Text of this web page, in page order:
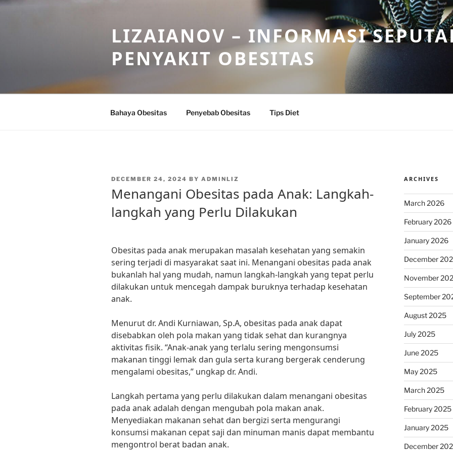
Skip
LIZAIANOV – INFORMASI
PENYAKIT OBESITAS
Bahaya Obesitas Penyebab Obesitas Tips Diet
POSTED
DECEMBER 24, 2024 BY ADMINLIZ
Menangani Obesitas pada Anak: Langkah-
langkah yang Perlu Dilakukan
Obesitas pada anak merupakan masalah kesehatan yang semakin
sering terjadi di masyarakat saat ini. Menangani obesitas pada anak
bukanlah hal yang mudah, namun langkah-langkah yang tepat perlu
dilakukan untuk mencegah dampak buruknya terhadap kesehatan
anak.
Menurut dr. Andi Kurniawan, Sp.A, obesitas pada anak dapat
disebabkan oleh pola makan yang tidak sehat dan kurangnya
aktivitas fisik. “Anak-anak yang terlalu sering mengonsumsi
makanan tinggi lemak dan gula serta kurang bergerak cenderung
mengalami obesitas,” ungkap dr. Andi.
Langkah pertama yang perlu dilakukan dalam menangani obesitas
pada anak adalah dengan mengubah pola makan anak.
Menyediakan makanan sehat dan bergizi serta mengurangi
konsumsi makanan cepat saji dan minuman manis dapat membantu
mengontrol berat badan anak.
ARCHIVES
March 2026
February 2026
January 2026
December
November
September
August 2025
July 2025
June 2025
May 2025
March 2025
February 2025
January 2025
December